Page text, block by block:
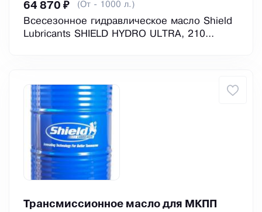
64 870 ₽ (От - 1000 л.)
Всесезонное гидравлическое масло Shield
Lubricants SHIELD HYDRO ULTRA, 210...
Трансмиссионное масло для МКПП